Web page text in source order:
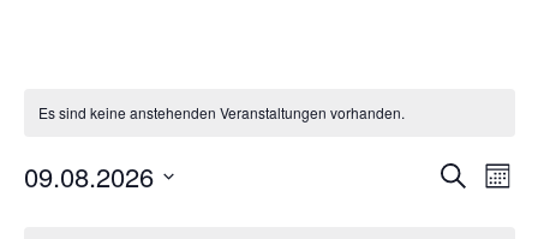
Es sind keine anstehenden Veranstaltungen vorhanden.
Suche
Monat
09.08.2026